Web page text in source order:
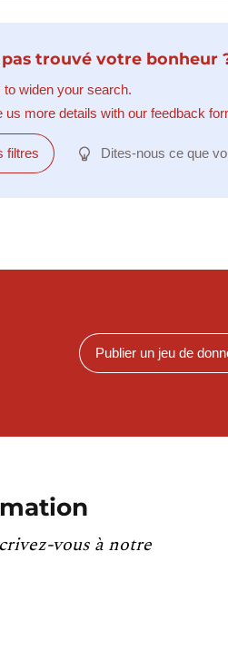
pas trouvé votre bonheur
widen your search.
us more details with our feedback
filtres Dites-nous ce que
Publier un jeu de
vous à notre